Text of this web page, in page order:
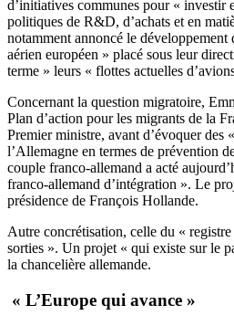
d’initiatives communes pour « investir
politiques de R&D, d’achats et en
notamment annoncé le développement
aérien européen » placé sous leur
terme » leurs « flottes actuelles
Concernant la question migratoire,
Plan d’action pour les migrants de la
Premier ministre, avant d’évoquer des
l’Allemagne en termes de prévention
couple franco-allemand a acté
franco-allemand d’intégration ». Le
présidence de François Hollande.
Autre concrétisation, celle du « registre
sorties ». Un projet « qui existe sur le
la chancelière allemande.
« L’Europe qui avance »